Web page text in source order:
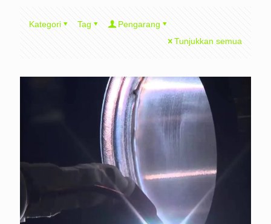
Kategori Tag
Pengarang
Tunjukkan semua